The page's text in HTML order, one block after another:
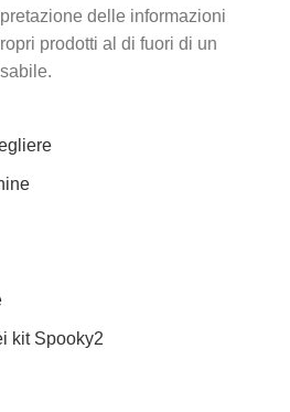
delle informazioni
prodotti al di fuori di un
kit Spooky2